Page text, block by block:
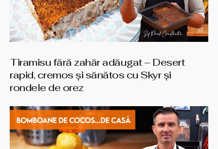
Tiramisu fără zahăr adăugat – Desert
rapid, cremos și sănătos cu Skyr și
rondele de orez